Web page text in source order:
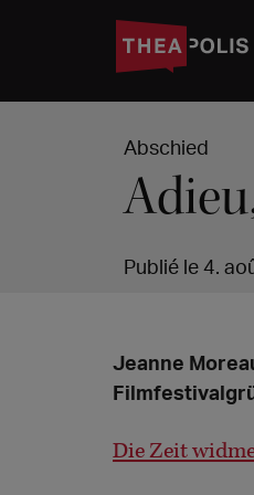
Abschied
Publié le 4.
Jeanne
Die Zeit